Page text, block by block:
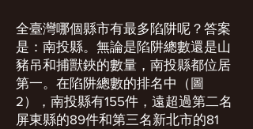
全臺灣哪個縣市有最多陷阱呢？答案
是：南投縣。無論是陷阱總數還是山
豬吊和捕獸鋏的數量，南投縣都位居
第一。在陷阱總數的排名中（圖
2），南投縣有155件，遠超過第二名
屏東縣的89件和第三名新北市的81